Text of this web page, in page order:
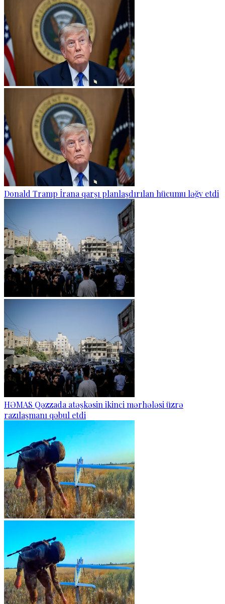
Donald Tramp İrana qarşı planlaşdırılan hücumu ləğv etdi
HƏMAS Qəzzada atəşkəsin ikinci mərhələsi üzrə
razılaşmanı qəbul etdi